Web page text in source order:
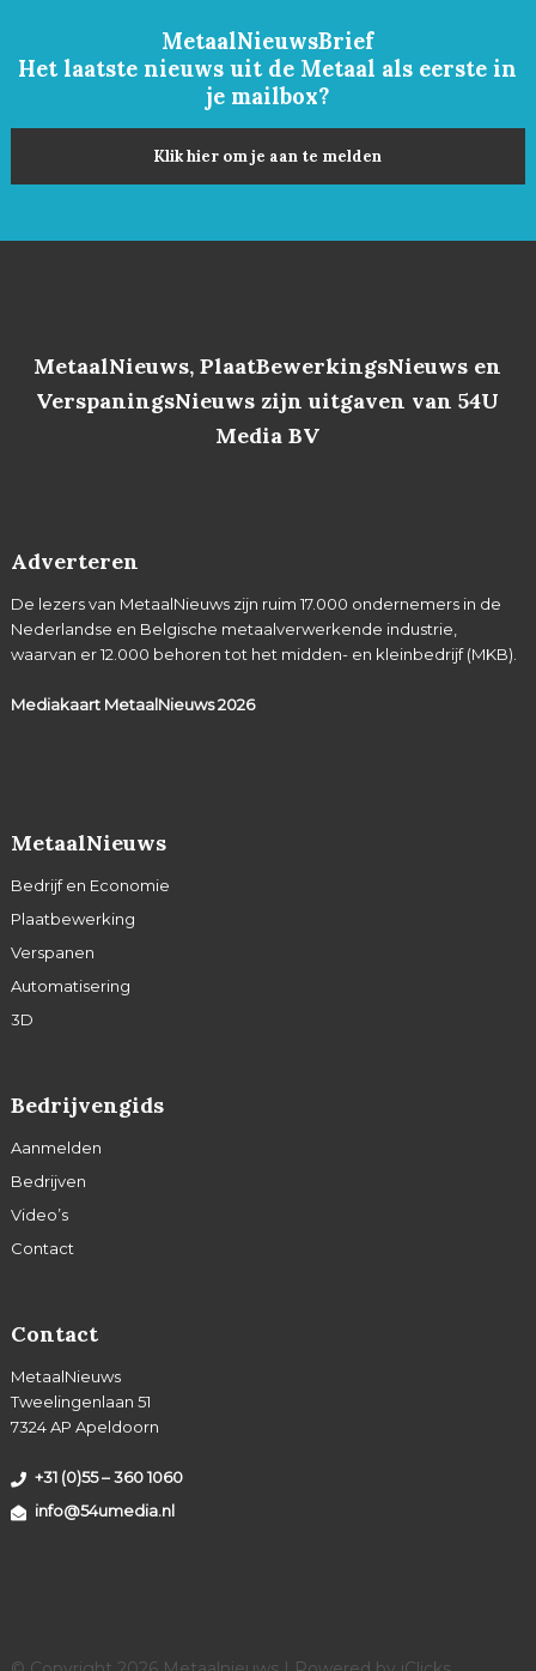
MetaalNieuwsBrief
Het laatste nieuws uit de Metaal als eerste in
je mailbox?
Klik hier om je aan te melden
MetaalNieuws, PlaatBewerkingsNieuws en
VerspaningsNieuws zijn uitgaven van 54U
Media BV
Adverteren
De lezers van MetaalNieuws zijn ruim 17.000 ondernemers in de
Nederlandse en Belgische metaalverwerkende industrie,
waarvan er 12.000 behoren tot het midden- en kleinbedrijf (MKB).
Mediakaart MetaalNieuws2026
MetaalNieuws
Bedrijf en Economie
Plaatbewerking
Verspanen
Automatisering
3D
Bedrijvengids
Aanmelden
Bedrijven
Video’s
Contact
Contact
MetaalNieuws
Tweelingenlaan 51
7324 AP Apeldoorn
+31 (0)55 – 360 1060
info@54umedia.nl